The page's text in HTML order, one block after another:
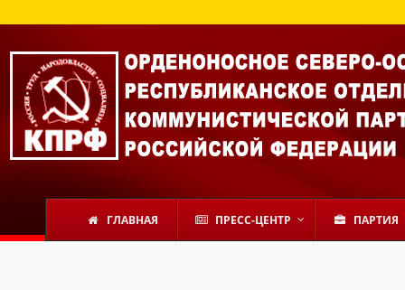
ГЛАВНАЯ ПРЕСС-ЦЕНТР ПАРТИЯ